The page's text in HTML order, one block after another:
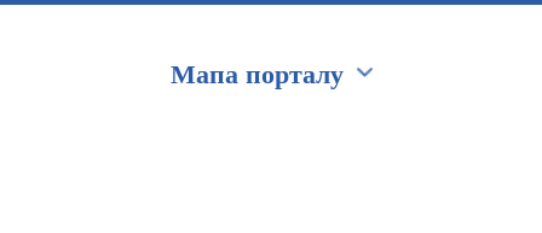
Мапа порталу